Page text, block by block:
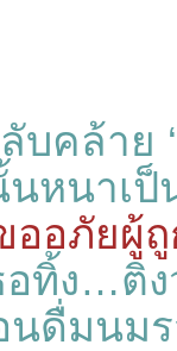
บคล้าย
นหนาเ
ออภัยผู้
อทิ้ง…ติ
นดื่มนม